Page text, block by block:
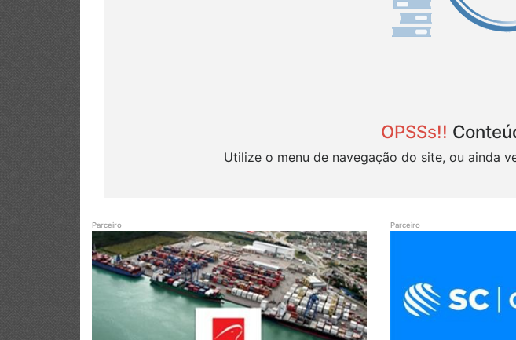
OPSSs!!
Utilize o menu de navegação do site, ou ainda
Parceiro Parceiro